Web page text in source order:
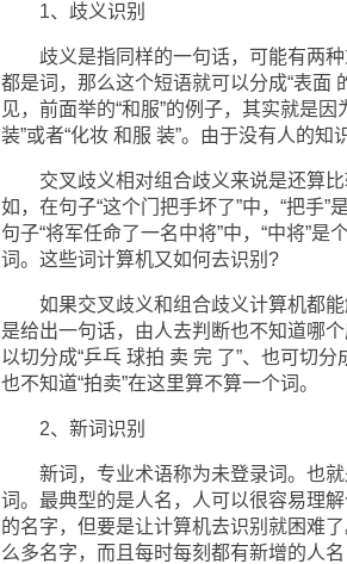
1、歧义识别
歧义是指同样的一句话，可能有两种
都是词，那么这个短语就可以分成“表面
见，前面举的“和服”的例子，其实就是
装”或者“化妆 和服 装”。由于没有人的
交叉歧义相对组合歧义来说是还算比
如，在句子“这个门把手坏了”中，“把手”
句子“将军任命了一名中将”中，“中将”是
词。这些词计算机又如何去识别?
如果交叉歧义和组合歧义计算机都能
是给出一句话，由人去判断也不知道哪
以切分成“乒乓 球拍 卖 完 了”、也可切
也不知道“拍卖”在这里算不算一个词。
2、新词识别
新词，专业术语称为未登录词。也就
词。最典型的是人名，人可以很容易理
的名字，但要是让计算机去识别就困难
么多名字，而且每时每刻都有新增的人